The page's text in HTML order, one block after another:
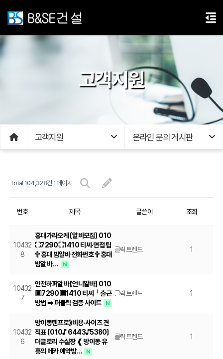
고객지원
고객지원 온라인 문의 게시판
Total 104,328건 1 페이지
번호 제목 글쓴이 조회
10432
8
홍대가라오케 〔알바모집〕 010
⛶7290⛶1410 티씨·면접 팁
✞ 홍대 밤알바 전화번호 ✞ 홍대
밤알바 …
N
클릭트렌드 1
10432
7
인천하퍼알바 【언니알바】 010
▣7290▣1410 티씨╵출근
방법 ⥤ 퍼블릭 검증 사이트
N
클릭트렌드 1
10432
6
방이동텐프로》비용·사이즈 견
적표 〔010♪ 6443♪5380〕
더글로리 수실장 ❰ 방이동 유
흥의 메카 예약방…
N
클릭트렌드 1